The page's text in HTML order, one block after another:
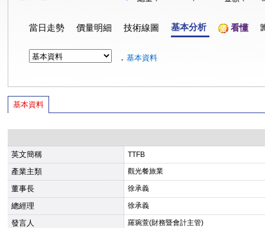
當日走勢 價量明細 技術線圖 基本分析 看懂
． 基本資料
基本資料
英文簡稱 TTFB
產業主類 觀光餐旅業
董事長 徐承義
總經理 徐承義
發言人 羅琬萱(財務暨會計主管)